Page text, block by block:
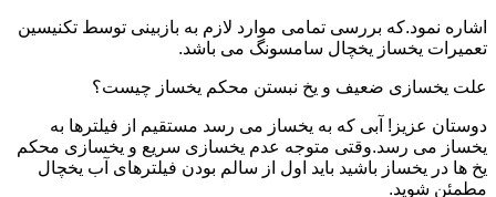
اشاره نمود.که بررسی تمامی موارد لازم به بازبینی توسط تکنیسین
تعمیرات یخساز یخچال سامسونگ می باشد.
علت یخسازی ضعیف و یخ نبستن محکم یخساز چیست؟
دوستان عزیز! آبی که به یخساز می رسد مستقیم از فیلترها به
یخساز می رسد.وقتی متوجه عدم یخسازی سریع و یخسازی محکم
یخ ها در یخساز باشید باید اول از سالم بودن فیلترهای آب یخچال
مطمئن شوید.